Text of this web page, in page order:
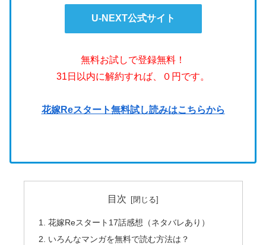
U-NEXT公式サイト
無料お試しで登録無料！
31日以内に解約すれば、０円です。
花嫁Reスタート無料試し読みはこちらから
目次
花嫁Reスタート17話感想（ネタバレあり）
いろんなマンガを無料で読む方法は？